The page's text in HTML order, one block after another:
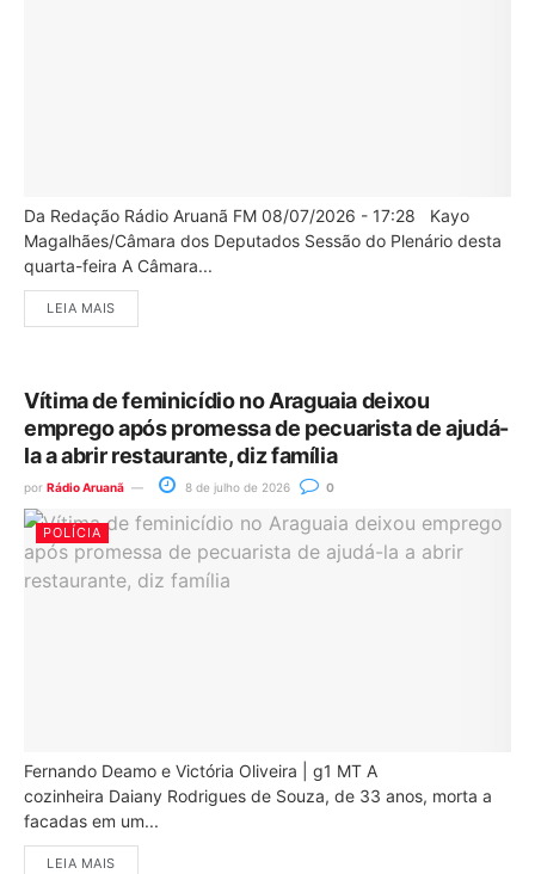
Da Redação Rádio Aruanã FM 08/07/2026 - 17:28 Kayo
Magalhães/Câmara dos Deputados Sessão do Plenário desta
quarta-feira A Câmara...
LEIA MAIS
Vítima de feminicídio no Araguaia deixou
emprego após promessa de pecuarista de ajudá-
la a abrir restaurante, diz família
por Rádio Aruanã 8 de julho de 2026 0
POLÍCIA
Fernando Deamo e Victória Oliveira | g1 MT A
cozinheira Daiany Rodrigues de Souza, de 33 anos, morta a
facadas em um...
LEIA MAIS